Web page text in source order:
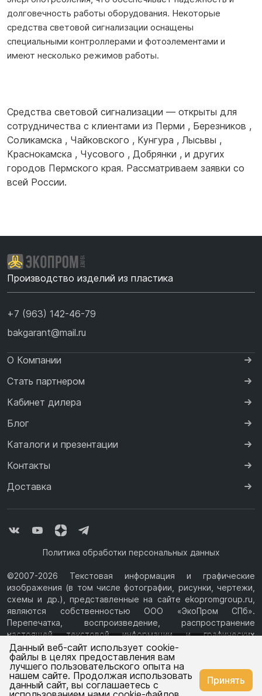
долговечность работы оборудования. Некоторые
средства световой сигнализации оснащены
специальными контроллерами и фотоэлементами и
имеют несколько режимов работы.
Средства световой сигнализации — открыты для
сотрудничества с клиентами из Перми , Березников ,
Соликамска , Чайковского , Кунгура , Лысьвы ,
Краснокамска , Чусового , Добрянки , и других
городов Пермского края. Рассматриваем заявки со
всей России.
Производство изделий из пластика
+7 (963) 142-46-79
bakgarant@mail.ru
О Компании
Стать партнером
Кабинет дилера
Блог
Каталоги и презентации
Контакты
Доставка
Политика обработки персональных данных
©2007-2026 Текстовая информация и графические
изображения (в том числе фотографии, рисунки, чертежи,
схемы и др.), представленные на сайте ekopromgroup.ru,
являются собственностью ООО «ЭкоПром СПб».
Перепечатка, воспроизведение, распространение
настоящей текстовой информации и графических
изображений с Сайта возможны только с письменного
разрешения ООО «ЭкоПром СПб» (ИНН 7814376069, ОГРН
1077847433730, Юридический адрес: 194044, г. Санкт-
Петербург, ул.Чугунная, д.14, литера М.) Информация на
сайте ekopromgroup.ru не является публичной офертой.
Ваш город — Пермь
Изменить Да, всё верно
Данный веб-сайт использует cookie-
файлы в целях предоставления вам
лучшего пользовательского опыта на
нашем сайте. Продолжая использовать
данный сайт, вы соглашаетесь с
Принять